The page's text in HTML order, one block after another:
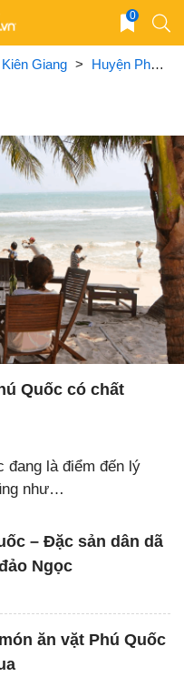
0
Kiên Giang > Huyện Phú Quốc
Quốc có chất
đang là điểm đến lý
như…
– Đặc sản dân dã
Ngọc
ăn vặt Phú Quốc